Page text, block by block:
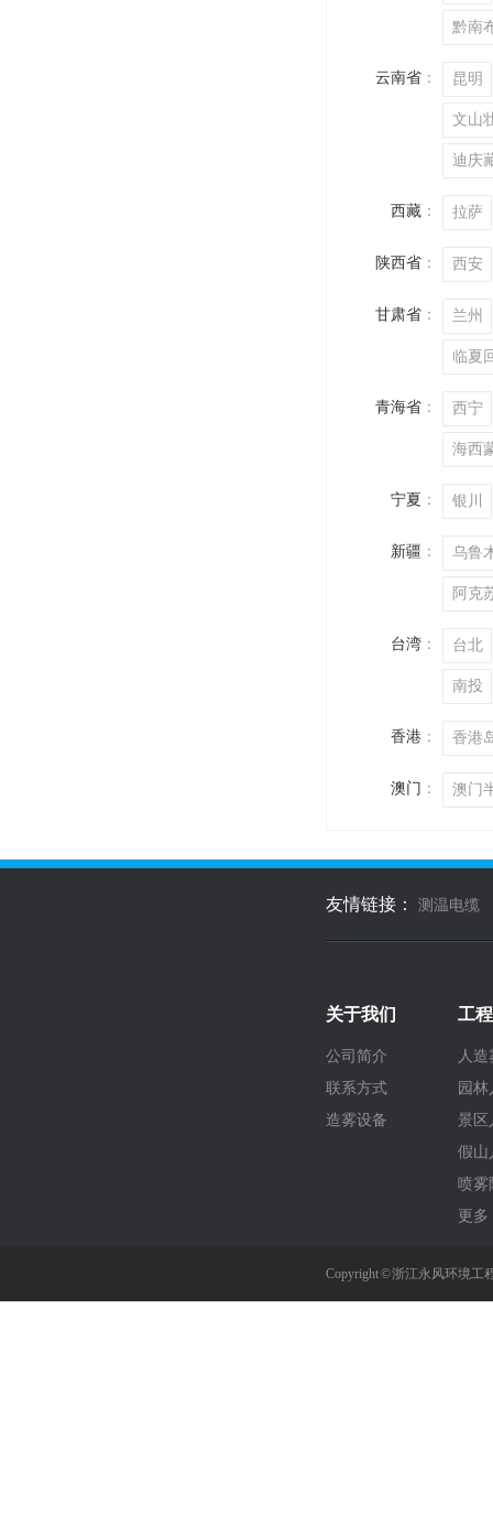
黔南
云南省 ： 昆明
文山
迪庆
西藏 ： 拉萨
陕西省 ： 西安
甘肃省 ： 兰州
临夏
青海省 ： 西宁
海西
宁夏 ： 银川
新疆 ： 乌鲁
阿克
台湾 ： 台北
南投
香港 ： 香港
澳门 ： 澳门
友情链接： 测温电缆
关于我们
公司简介
联系方式
造雾设备
工
人造
园林
景区
假山
喷雾
更多
Copyright © 浙江永风环境工